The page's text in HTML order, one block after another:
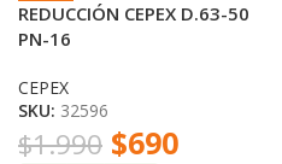
REDUCCIÓN CEPEX D.63-50
PN-16
CEPEX
SKU: 32596
$1.990 $690